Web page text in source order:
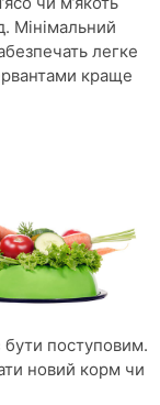
Мінімальний
легке
краще
бути поступовим.
новий корм чи